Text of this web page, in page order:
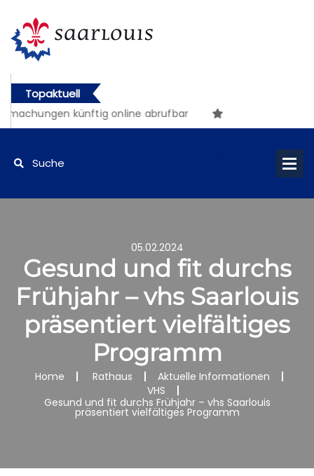
Topaktuell
künftig online abrufbar
05.02.2024
Gesund und fit durchs
Frühjahr – vhs Saarlouis
präsentiert vielfältiges
Programm
Home Rathaus
Aktuelle Informationen
VHS
Gesund und fit durchs Frühjahr – vhs Saarlouis
präsentiert vielfältiges Programm